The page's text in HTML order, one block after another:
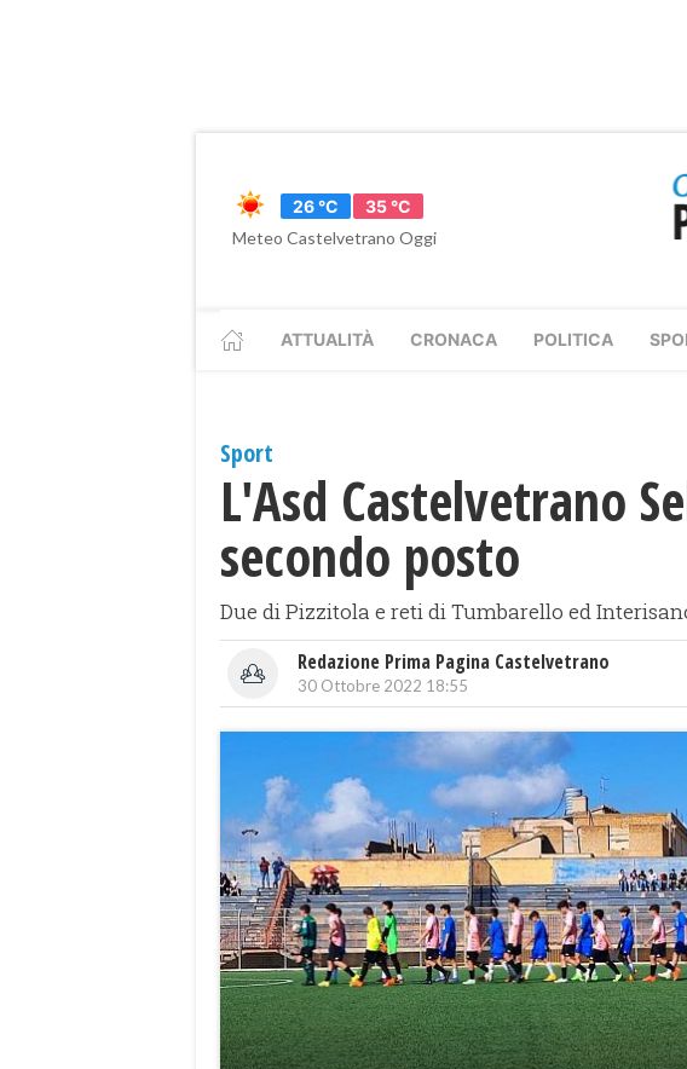
26 °C
35 °C
Meteo Castelvetrano Oggi
ATTUALITÀ CRONACA POLITICA
Sport
L'Asd Castelvetrano
secondo posto
Due di Pizzitola e reti di Tumbarello ed
Redazione Prima Pagina Castelvetrano
30 Ottobre 2022 18:55